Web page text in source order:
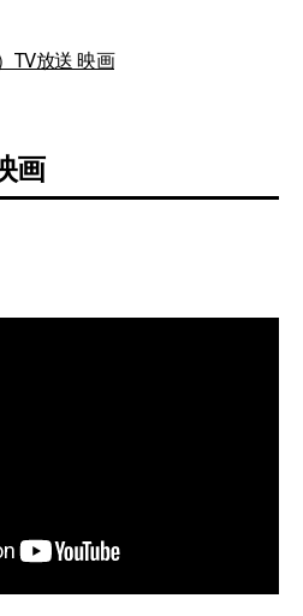
TV放送 映画
画